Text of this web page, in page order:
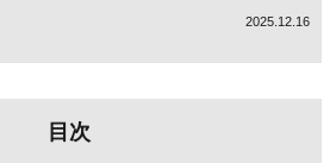
2025.12.16
目次